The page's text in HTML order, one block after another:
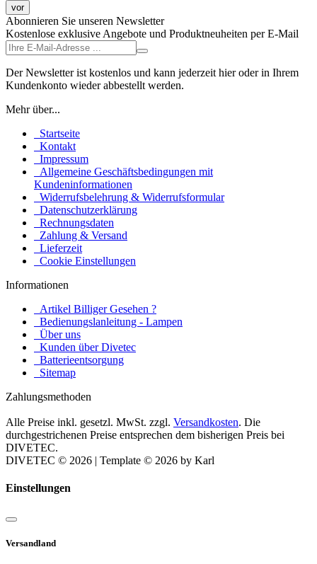
vor
Abonnieren Sie unseren Newsletter
Kostenlose exklusive Angebote und Produktneuheiten per E-Mail
Der Newsletter ist kostenlos und kann jederzeit hier oder in Ihrem
Kundenkonto wieder abbestellt werden.
Mehr über...
Startseite
Kontakt
Impressum
Allgemeine Geschäftsbedingungen mit
Kundeninformationen
Widerrufsbelehrung & Widerrufsformular
Datenschutzerklärung
Rechnungsdaten
Zahlung & Versand
Lieferzeit
Cookie Einstellungen
Informationen
Artikel Billiger Gesehen ?
Bedienungslanleitung - Lampen
Über uns
Kunden über Divetec
Batterieentsorgung
Sitemap
Zahlungsmethoden
Alle Preise inkl. gesetzl. MwSt. zzgl. Versandkosten. Die
durchgestrichenen Preise entsprechen dem bisherigen Preis bei
DIVETEC.
DIVETEC © 2026 | Template © 2026 by Karl
Einstellungen
Versandland